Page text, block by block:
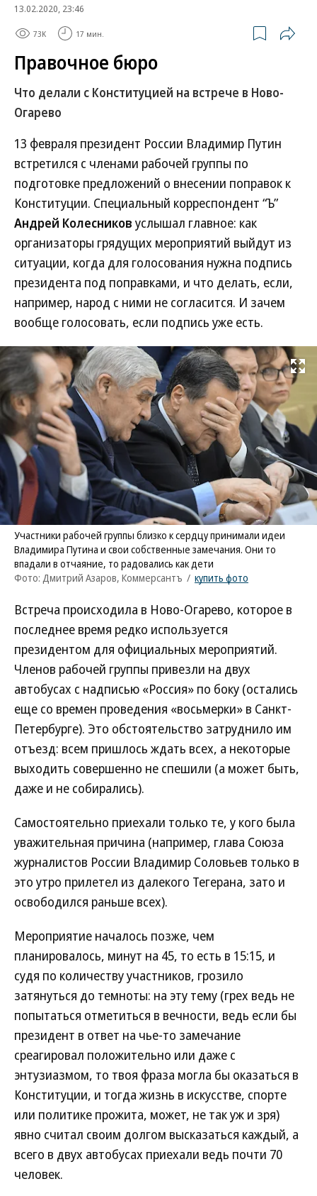
13.02.2020, 23:46
73K 17 мин.
Правочное бюро
Что делали с Конституцией на встрече в Ново-
Огарево
13 февраля президент России Владимир Путин
встретился с членами рабочей группы по
подготовке предложений о внесении поправок к
Конституции. Специальный корреспондент “Ъ”
Андрей Колесников услышал главное: как
организаторы грядущих мероприятий выйдут из
ситуации, когда для голосования нужна подпись
президента под поправками, и что делать, если,
например, народ с ними не согласится. И зачем
вообще голосовать, если подпись уже есть.
Развернуть
Участники рабочей группы близко к сердцу принимали идеи
Владимира Путина и свои собственные замечания. Они то
впадали в отчаяние, то радовались как дети
Фото: Дмитрий Азаров, Коммерсантъ / купить фото
Встреча происходила в Ново-Огарево, которое в
последнее время редко используется
президентом для официальных мероприятий.
Членов рабочей группы привезли на двух
автобусах с надписью «Россия» по боку (остались
еще со времен проведения «восьмерки» в Санкт-
Петербурге). Это обстоятельство затруднило им
отъезд: всем пришлось ждать всех, а некоторые
выходить совершенно не спешили (а может быть,
даже и не собирались).
Самостоятельно приехали только те, у кого была
уважительная причина (например, глава Союза
журналистов России Владимир Соловьев только в
это утро прилетел из далекого Тегерана, зато и
освободился раньше всех).
Мероприятие началось позже, чем
планировалось, минут на 45, то есть в 15:15, и
судя по количеству участников, грозило
затянуться до темноты: на эту тему (грех ведь не
попытаться отметиться в вечности, ведь если бы
президент в ответ на чье-то замечание
среагировал положительно или даже с
энтузиазмом, то твоя фраза могла бы оказаться в
Конституции, и тогда жизнь в искусстве, спорте
или политике прожита, может, не так уж и зря)
явно считал своим долгом высказаться каждый, а
всего в двух автобусах приехали ведь почти 70
человек.